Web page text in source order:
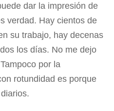
dar la impresión de
verdad. Hay cientos de
su trabajo, hay decenas
los días. No me dejo
por la
rotundidad es porque